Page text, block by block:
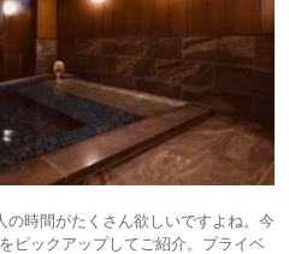
時間がたくさん欲しいですよね。今
ピックアップしてご紹介。プライベ